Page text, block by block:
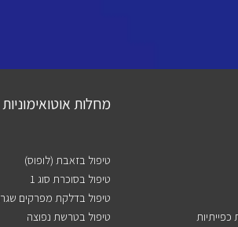
מחלות אוטואימוניות
טיפול בזאבת (לופוס)
טיפול בסוכרת סוג 1
טיפול בדלקת מפרקים
טיפול בטרשת נפוצה